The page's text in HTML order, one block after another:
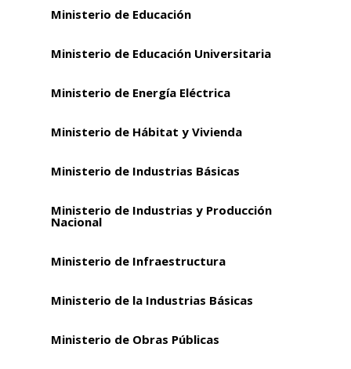
Ministerio de Educación
Ministerio de Educación Universitaria
Ministerio de Energía Eléctrica
Ministerio de Hábitat y Vivienda
Ministerio de Industrias Básicas
Ministerio de Industrias y Producción
Nacional
Ministerio de Infraestructura
Ministerio de la Industrias Básicas
Ministerio de Obras Públicas